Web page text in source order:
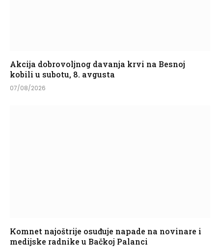
Akcija dobrovoljnog davanja krvi na Besnoj
kobili u subotu, 8. avgusta
07/08/2026
Komnet najoštrije osuđuje napade na novinare i
medijske radnike u Bačkoj Palanci